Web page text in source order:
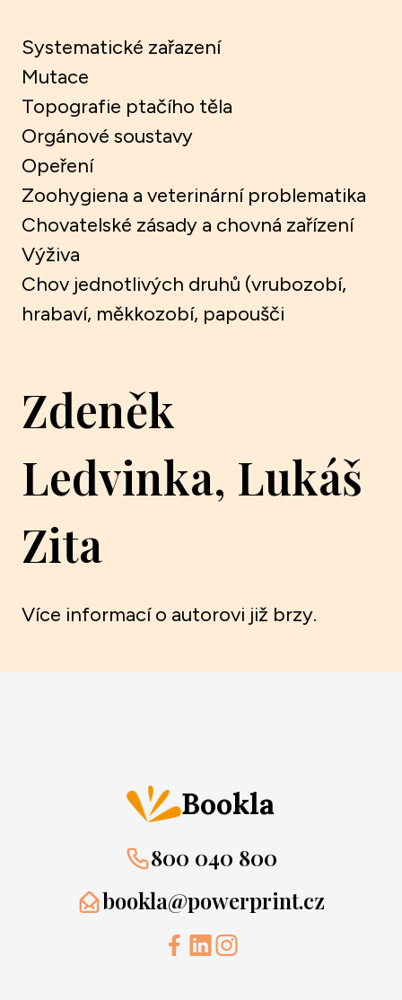
Systematické zařazení
Mutace
Topografie ptačího těla
Orgánové soustavy
Opeření
Zoohygiena a veterinární problematika
Chovatelské zásady a chovná zařízení
Výživa
Chov jednotlivých druhů (vrubozobí,
hrabaví, měkkozobí, papoušči
Zdeněk
Ledvinka, Lukáš
Zita
Více informací o autorovi již brzy.
Bookla
800 040 800
bookla@powerprint.cz